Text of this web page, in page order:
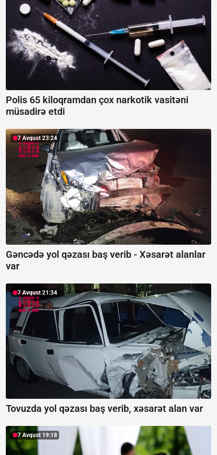
Polis 65 kiloqramdan çox narkotik vasitəni
müsadirə etdi
7 Avqust 23:24
Gəncədə yol qəzası baş verib - Xəsarət alanlar
var
7 Avqust 21:34
Tovuzda yol qəzası baş verib, xəsarət alan var
7 Avqust 19:18